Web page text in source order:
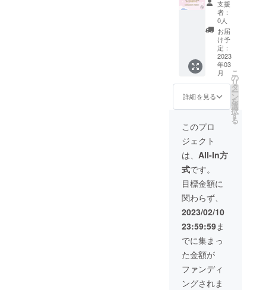
応じて
投票し
たいグ
ループ
と推し
メン
バーの
名前を
必ず記
載して
票をし
て頂い
たグ
ループ
及びメ
ンバー
のチェ
キ券と
なりま
す。 ※
分散投
票が可
能とな
ります
ので備
考欄に
て所持
されて
いる投
票枠に
応じて
投票し
たいグ
ループ
と推し
メン
バーの
名前を
必ず記
載して
くださ
い。
メール
にてお
送りす
る予約
専用
フォー
ムから
ご予約
くださ
い。
1.立ち
位置投
票権付
きチェ
キ券
(300
枠）※投
票をし
て頂い
たグ
ループ
及びメ
ンバー
のチェ
キ券と
なりま
す。 ※
分散投
票が可
能とな
待 ※
関係者
席とは
関係者
がマグ
シロ
ネット
のライ
ブを観
覧する
ために
設ける
席とな
り、一
般席と
は別の
エリア
で設け
られる
席とな
りま
す。 ※
会場に
より関
係者席
が設け
られな
い場合
がござ
います
ゴール
ドVIP
コー
ス
1,000,0
00円 (1
名限
定）
⑪(1,2,3
,4,5,6,7,
8,9,10,1
1,12,13,
14）に
加えま
して、
15.あな
た1人だ
けに向
けた完
全プラ
イベー
トワン
マンラ
イブ
（都内
開催）
※事前に
スケ
ジュー
ルのご
支援
者：
0人
お届
け予
定：
2023
年03
月
詳細を見る
こ
の
リ
タ
ー
ン
を
選
択
す
る
このプロ
ジェクト
は、 All-In方
式です。
目標金額に
関わらず、
2023/02/10
23:59:59ま
でに集まっ
た金額が
ファンディ
ングされま